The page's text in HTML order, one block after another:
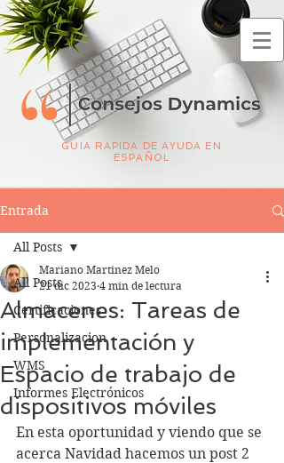
GUIA RAPIDA DE AYUDA EN
ESPAÑOL
Entrada
All Posts
Certificaciones
Personalizacion
WMS
Informes Electrónicos
All Posts
Almacenes: Tareas de
implementación y
Espacio de trabajo de
dispositivos móviles
Mariano Martinez Melo
21 dic 2023 4 min de lectura
En esta oportunidad y viendo que se
acerca Navidad hacemos un post 2